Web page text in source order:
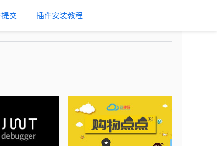
交 插件安装教程